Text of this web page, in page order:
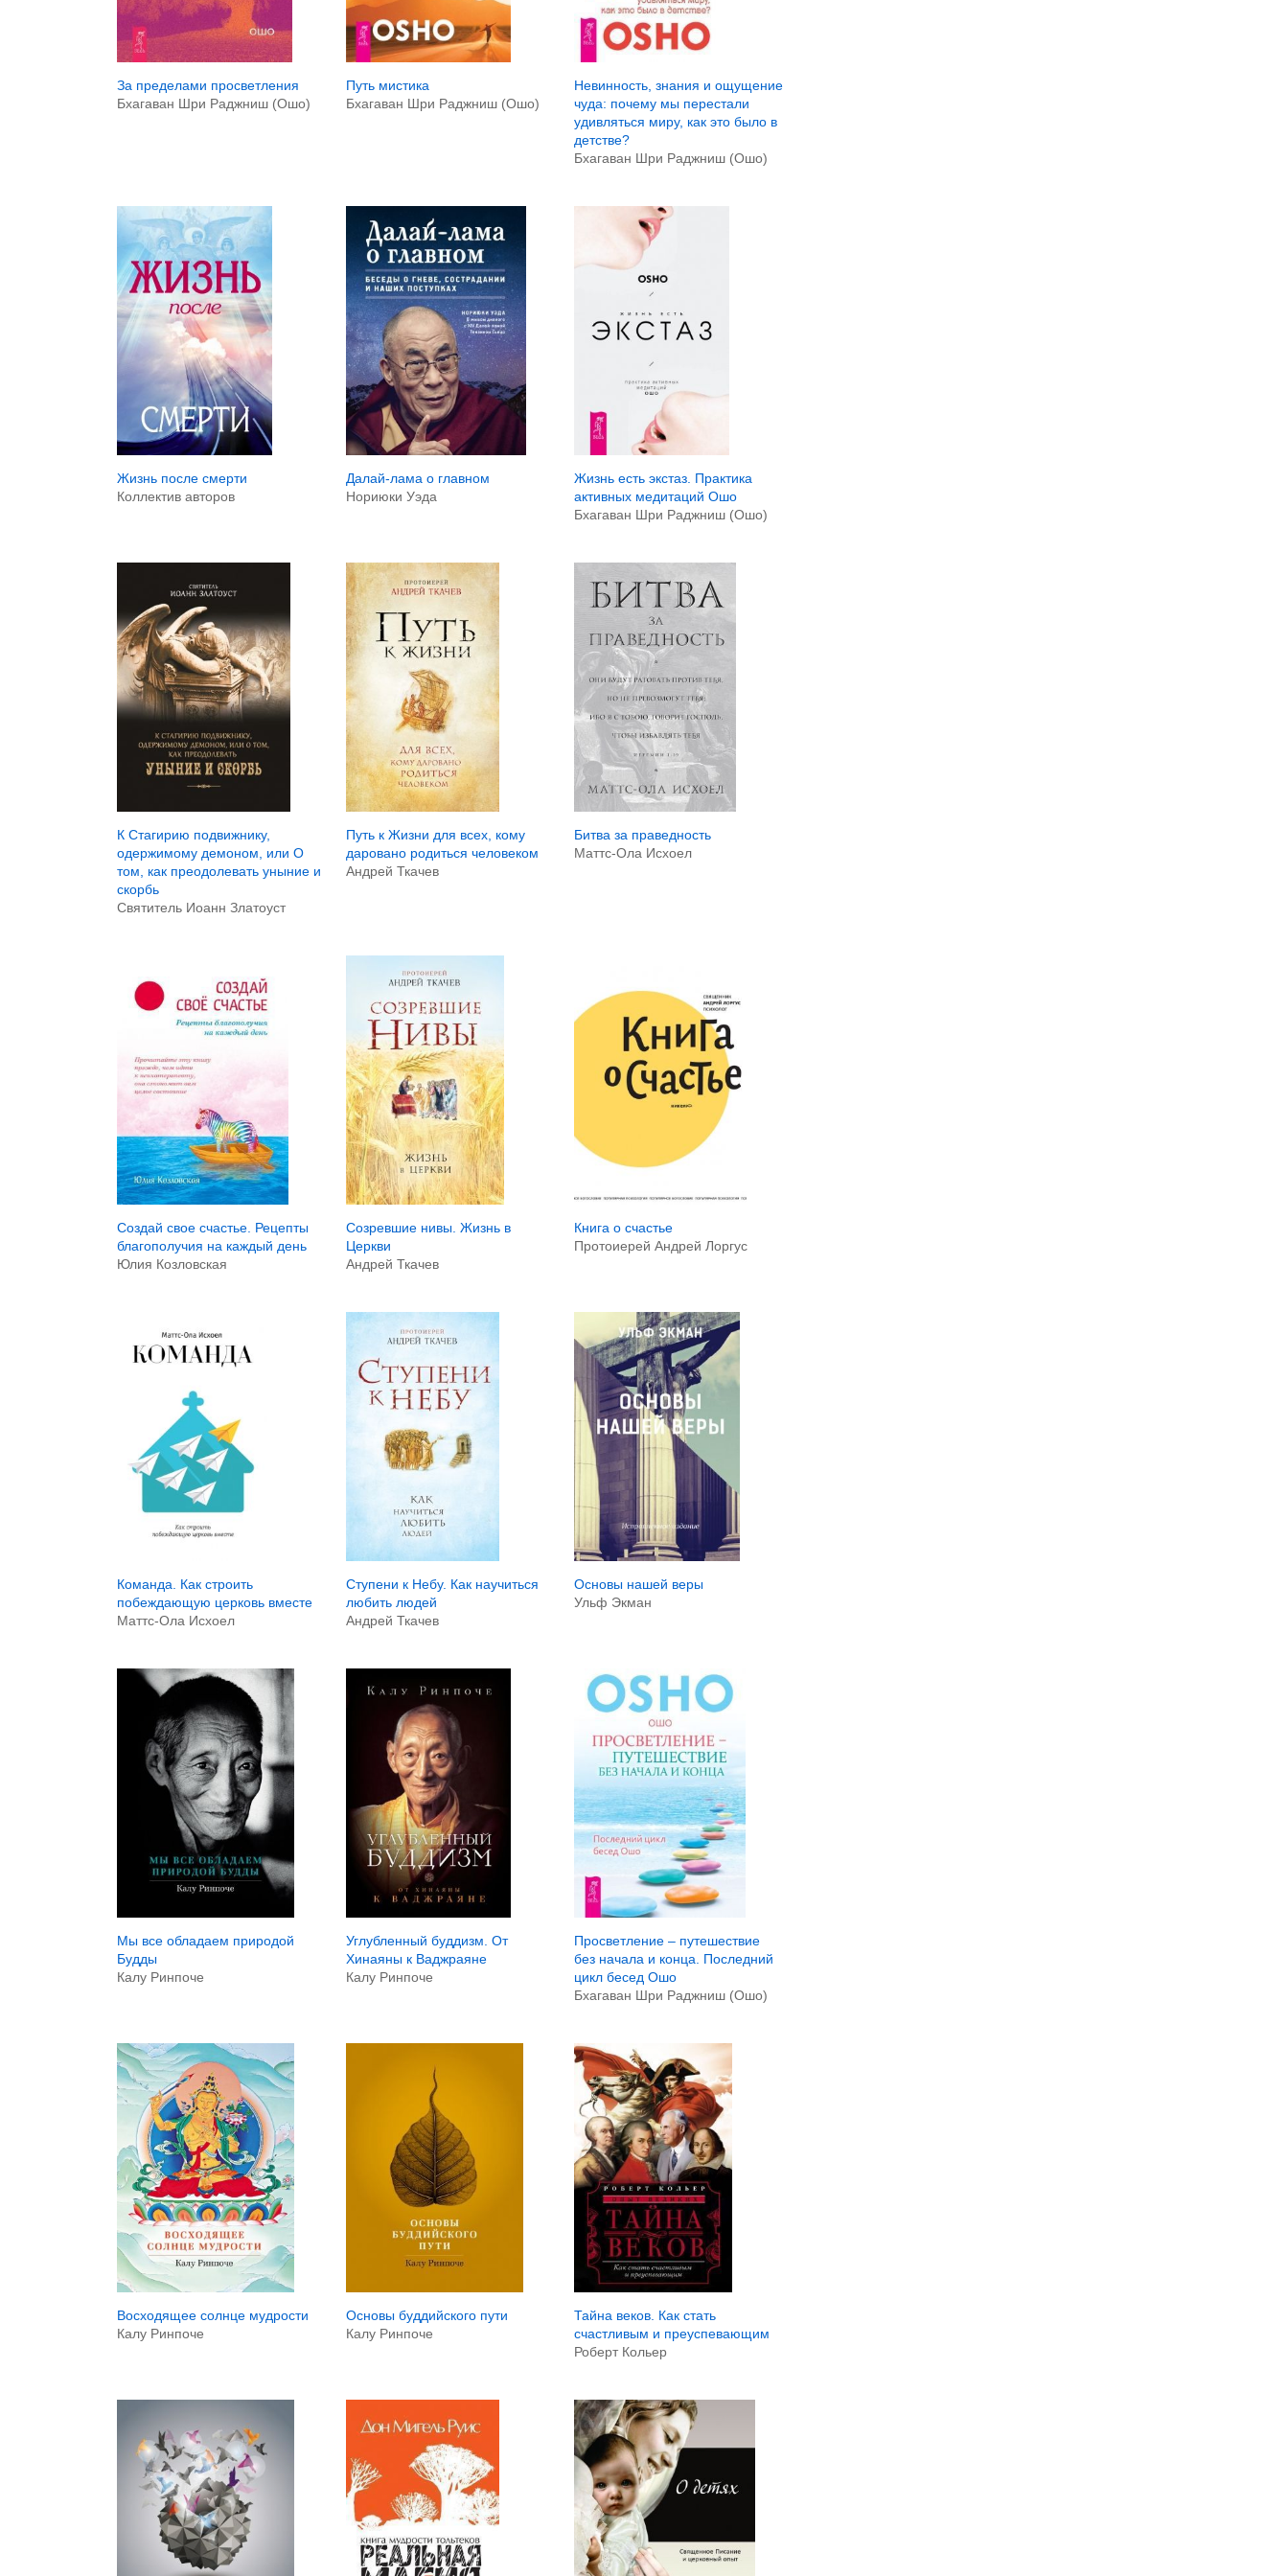
За пределами просветления
Бхагаван Шри Раджниш (Ошо)
Путь мистика
Бхагаван Шри Раджниш (Ошо)
Невинность, знания и ощущение
чуда: почему мы перестали
удивляться миру, как это было в
детстве?
Бхагаван Шри Раджниш (Ошо)
Жизнь после смерти
Коллектив авторов
Далай-лама о главном
Нориюки Уэда
Жизнь есть экстаз. Практика
активных медитаций Ошо
Бхагаван Шри Раджниш (Ошо)
К Стагирию подвижнику,
одержимому демоном, или О
том, как преодолевать уныние и
скорбь
Святитель Иоанн Златоуст
Путь к Жизни для всех, кому
даровано родиться человеком
Андрей Ткачев
Битва за праведность
Маттс-Ола Исхоел
Создай свое счастье. Рецепты
благополучия на каждый день
Юлия Козловская
Созревшие нивы. Жизнь в
Церкви
Андрей Ткачев
Книга о счастье
Протоиерей Андрей Лоргус
Команда. Как строить
побеждающую церковь вместе
Маттс-Ола Исхоел
Ступени к Небу. Как научиться
любить людей
Андрей Ткачев
Основы нашей веры
Ульф Экман
Мы все обладаем природой
Будды
Калу Ринпоче
Углубленный буддизм. От
Хинаяны к Ваджраяне
Калу Ринпоче
Просветление – путешествие
без начала и конца. Последний
цикл бесед Ошо
Бхагаван Шри Раджниш (Ошо)
Восходящее солнце мудрости
Калу Ринпоче
Основы буддийского пути
Калу Ринпоче
Тайна веков. Как стать
счастливым и преуспевающим
Роберт Кольер